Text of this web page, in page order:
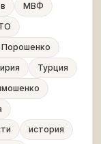
МВФ
Турция
история